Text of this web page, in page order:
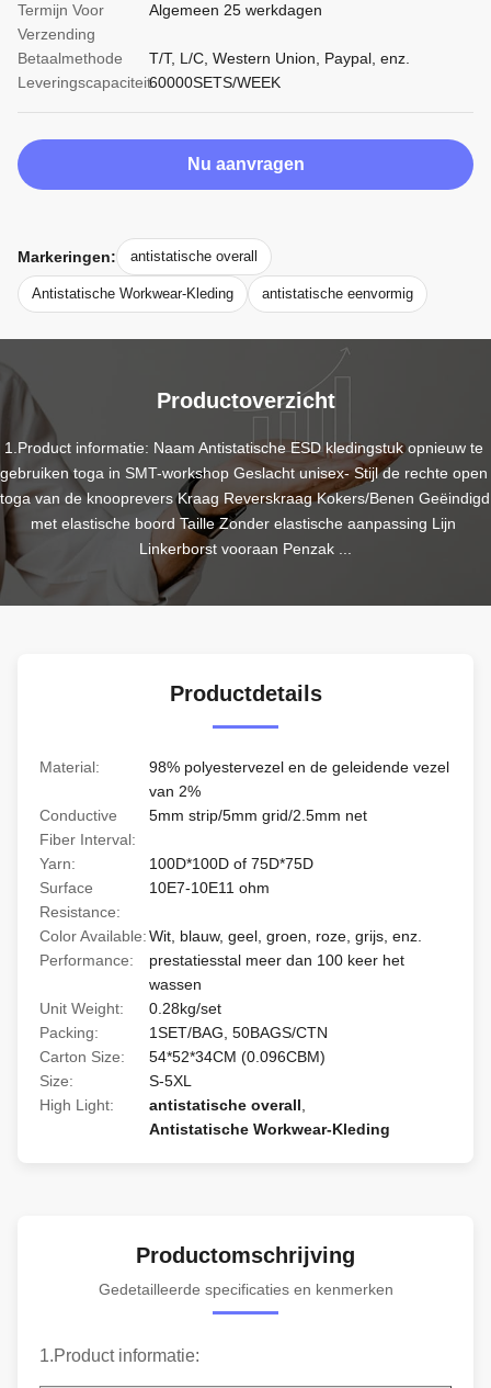
Termijn Voor
Verzending
Algemeen 25 werkdagen
Betaalmethode
T/T, L/C, Western Union, Paypal, enz.
Leveringscapaciteit60000SETS/WEEK
Nu aanvragen
Markeringen: antistatische overall
Antistatische Workwear-Kleding antistatische eenvormig
Productoverzicht
1.Product informatie: Naam Antistatische ESD kledingstuk opnieuw te
gebruiken toga in SMT-workshop Geslacht unisex- Stijl de rechte open
toga van de knooprevers Kraag Reverskraag Kokers/Benen Geëindigd
met elastische boord Taille Zonder elastische aanpassing Lijn
Linkerborst vooraan Penzak ...
Productdetails
Material:
98% polyestervezel en de geleidende vezel
van 2%
Conductive
Fiber Interval:
5mm strip/5mm grid/2.5mm net
Yarn:
100D*100D of 75D*75D
Surface
Resistance:
10E7-10E11 ohm
Color Available:Wit, blauw, geel, groen, roze, grijs, enz.
Performance:
prestatiesstal meer dan 100 keer het
wassen
Unit Weight:
0.28kg/set
Packing:
1SET/BAG, 50BAGS/CTN
Carton Size:
54*52*34CM (0.096CBM)
Size:
S-5XL
High Light:
antistatische overall
Antistatische Workwear-Kleding
Productomschrijving
Gedetailleerde specificaties en kenmerken
1.Product informatie: